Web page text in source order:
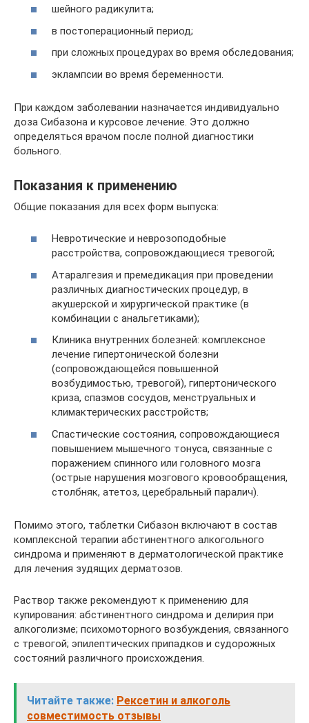
шейного радикулита;
в постоперационный период;
при сложных процедурах во время обследования;
эклампсии во время беременности.
При каждом заболевании назначается индивидуально
доза Сибазона и курсовое лечение. Это должно
определяться врачом после полной диагностики
больного.
Показания к применению
Общие показания для всех форм выпуска:
Невротические и неврозоподобные
расстройства, сопровождающиеся тревогой;
Атаралгезия и премедикация при проведении
различных диагностических процедур, в
акушерской и хирургической практике (в
комбинации с анальгетиками);
Клиника внутренних болезней: комплексное
лечение гипертонической болезни
(сопровождающейся повышенной
возбудимостью, тревогой), гипертонического
криза, спазмов сосудов, менструальных и
климактерических расстройств;
Спастические состояния, сопровождающиеся
повышением мышечного тонуса, связанные с
поражением спинного или головного мозга
(острые нарушения мозгового кровообращения,
столбняк, атетоз, церебральный паралич).
Помимо этого, таблетки Сибазон включают в состав
комплексной терапии абстинентного алкогольного
синдрома и применяют в дерматологической практике
для лечения зудящих дерматозов.
Раствор также рекомендуют к применению для
купирования: абстинентного синдрома и делирия при
алкоголизме; психомоторного возбуждения, связанного
с тревогой; эпилептических припадков и судорожных
состояний различного происхождения.
Читайте также: Рексетин и алкоголь
совместимость отзывы